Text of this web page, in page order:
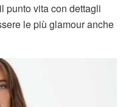
punto vita con dettagli
le più glamour anche